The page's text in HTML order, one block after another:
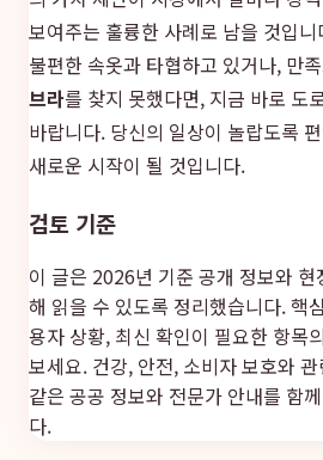
보여주는 훌륭한 사례로 남을 것입
불편한 속옷과 타협하고 있거나, 만
브라를 찾지 못했다면, 지금 바로 도
바랍니다. 당신의 일상이 놀랍도록
새로운 시작이 될 것입니다.
검토 기준
이 글은 2026년 기준 공개 정보와 현
해 읽을 수 있도록 정리했습니다. 핵
용자 상황, 최신 확인이 필요한 항목
보세요. 건강, 안전, 소비자 보호와
같은 공공 정보와 전문가 안내를 함
다.